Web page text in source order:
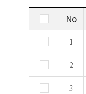
No
1
2
3